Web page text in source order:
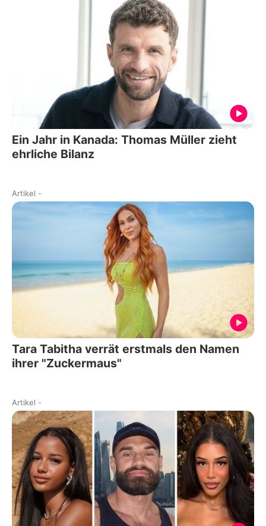
Ein Jahr in Kanada: Thomas Müller zieht
ehrliche Bilanz
Artikel -
Tara Tabitha verrät erstmals den Namen
ihrer "Zuckermaus"
Artikel -